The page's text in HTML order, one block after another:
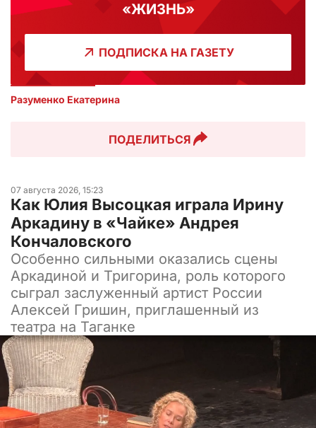
«ЖИЗНЬ»
ПОДПИСКА НА ГАЗЕТУ
Разуменко Екатерина
ПОДЕЛИТЬСЯ
07 августа 2026, 15:23
Как Юлия Высоцкая играла Ирину
Аркадину в «Чайке» Андрея
Кончаловского
Особенно сильными оказались сцены
Аркадиной и Тригорина, роль которого
сыграл заслуженный артист России
Алексей Гришин, приглашенный из
театра на Таганке